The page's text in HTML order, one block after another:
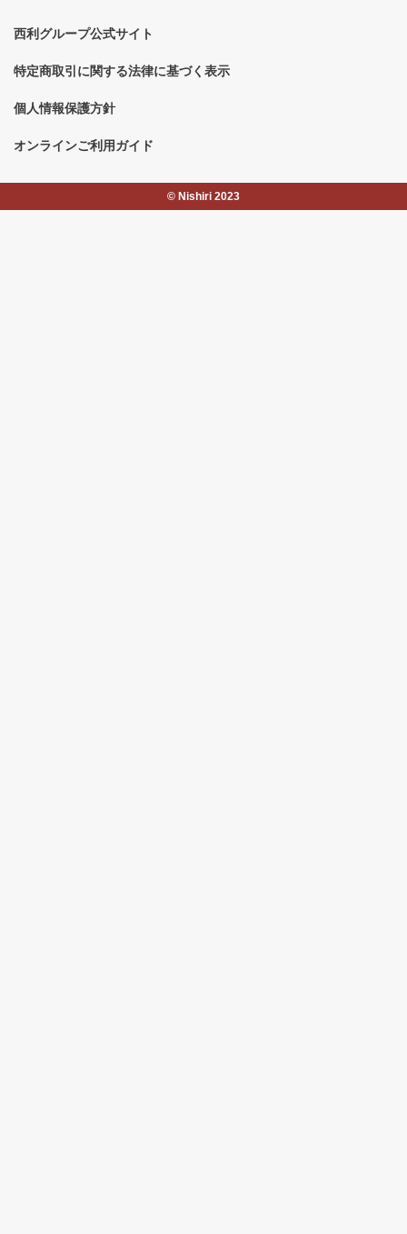
西利グループ公式サイト
特定商取引に関する法律に基づく表示
個人情報保護方針
オンラインご利用ガイド
©︎ Nishiri 2023